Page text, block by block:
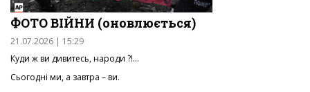
ФОТО ВІЙНИ (оновлюється)
21.07.2026 | 15:29
Куди ж ви дивитесь, народи ?!…
Сьогодні ми, а завтра – ви.